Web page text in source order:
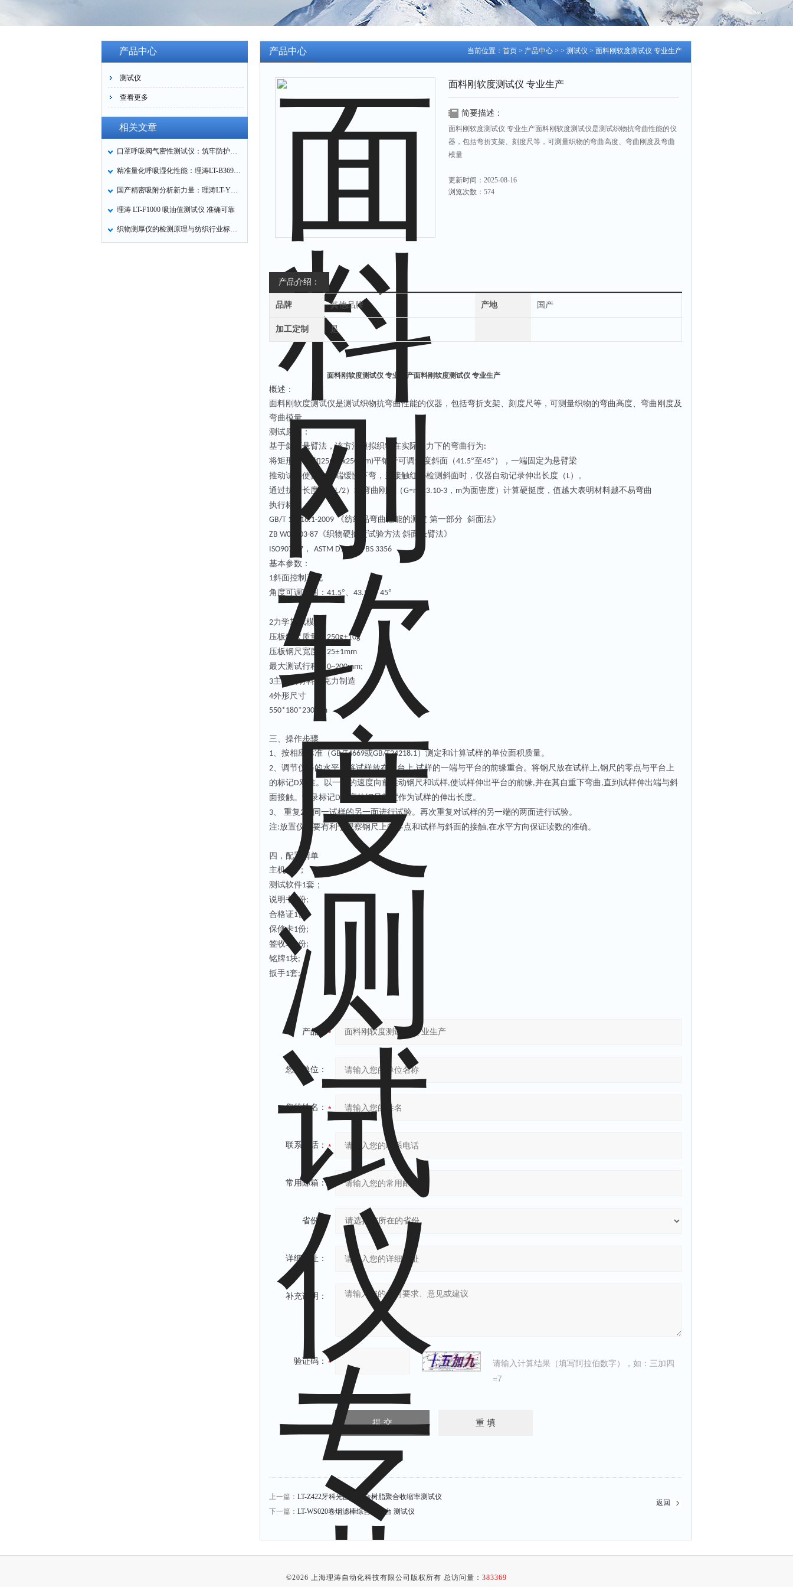
产品中心
测试仪
查看更多
相关文章
口罩呼吸阀气密性测试仪：筑牢防护口罩的质量关卡
精准量化呼吸湿化性能：理涛LT-B369湿化器数据采集装置技术解析
国产精密吸附分析新力量：理涛LT-Y019A全自动高压吸附仪的性能与应用解析
理涛 LT-F1000 吸油值测试仪 准确可靠
织物测厚仪的检测原理与纺织行业标准化应用
当前位置： 首页 > 产品中心 > > 测试仪 > 面料刚软度测试仪 专业生产
产品中心
面料刚软度测试仪 专业生产
简要描述：
面料刚软度测试仪 专业生产面料刚软度测试仪是测试织物抗弯曲性能的仪
器，包括弯折支架、刻度尺等，可测量织物的弯曲高度、弯曲刚度及弯曲
模量
更新时间：2025-08-16
浏览次数：574
产品介绍：
品牌 其他品牌 产地 国产
加工定制 是
面料刚软度测试仪 专业生产面料刚软度测试仪 专业生产
概述：
面料刚软度测试仪是测试织物抗弯曲性能的仪器，包括弯折支架、刻度尺等，可测量织物的弯曲高度、弯曲刚度及
弯曲模量
测试原理：
基于斜面悬臂法，该方法模拟织物在实际受力下的弯曲行为:
将矩形试样
如25mmx250mm)平铺于可调角度斜面（41.5°至45°），一端固定为悬臂梁
推动试样使其自由端缓慢下弯，当接触红外检测斜面时，仪器自动记录伸出长度（ L）。
通过抗弯长度（
≈L/2）和弯曲刚度（G=m c3.10-3 ， m为面密度）计算硬挺度，值越大表明材料越不易弯曲
执行标准：
GB/T 18318.1-2009 《纺织品弯曲性能的测定 第一部分 斜面法》
‌ZB W04003‌-87 《织物硬挺度试验方法 斜面悬臂法》
ISO9073-7 ， ASTM D1388 ，BS 3356
基本参数：
1‌斜面控制系统‌
‌角度可调范围‌： 41.5°、 43.5 °、45°
2‌力学加载模块
‌压板钢尺质量‌：250g±10g
‌压板钢尺宽度‌： 25±1mm
‌最大测试行程‌： 0~200mm;
3主结构材料亚克力制造
4外形尺寸
550*180*230 mm
三、操作步骤
1、按相应标准（GB/T4669或GB/T24218.1）测定和计算试样的单位面积质量。
2、调节仪器的水平。将试样放在平台上,试样的一端与平台的前缘重合。将钢尺放在试样上,钢尺的零点与平台上
的标记D对准。以一定的速度向前推动钢尺和试样,使试样伸出平台的前缘,并在其自重下弯曲 ,直到试样伸出端与斜
面接触。记录标记D 对应的钢尺刻度作为试样的伸出长度。
3、 重复2
对同一试样的另一面进行试验。再次重复对试样的另一端的两面进行试验。
注:放置仪器要有利于观察钢尺上的零点和试样与斜面的接触,在水平方向保证读数的准确。
四，配置清单
主机1
台；
测试软件1套；
说明书
份;
合格证1份
保修卡1份;
签收单
1份;
铭牌1块;
扳手1套;
产品：
您的单位：
您的姓名：
联系电话：
常用邮箱：
省份：
详细地址：
补充说明：
验证码：
请输入计算结果（填写阿拉伯数字），如：三加四
=7
上一篇： LT-Z422牙科光固化复合树脂聚合收缩率测试仪
下一篇： LT-WS020卷烟滤棒综合测试台 测试仪
返回
©2026 上海理涛自动化科技有限公司版权所有 总访问量： 383369